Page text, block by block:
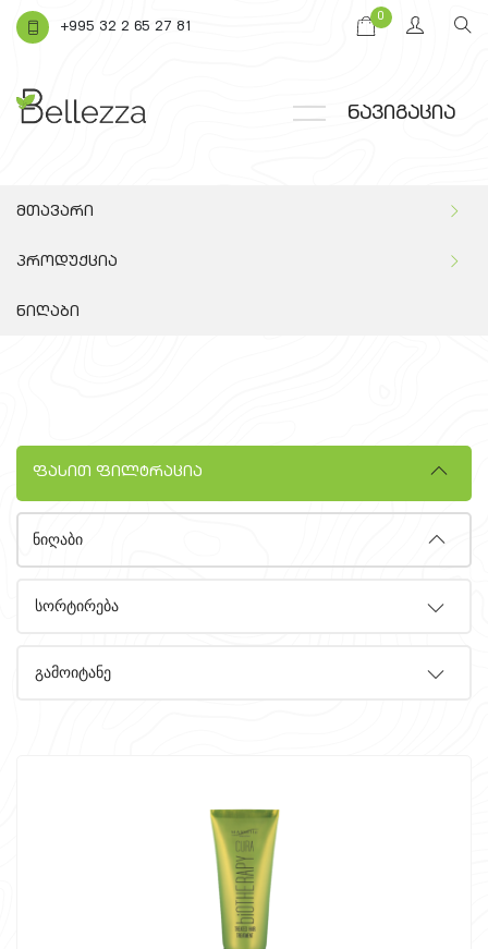
+995 32 2 65 27 81
0
ნავიგაცია
მთავარი
პროდუქცია
ნიღაბი
ფასით ფილტრაცია
ნიღაბი
სორტირება
გამოიტანე